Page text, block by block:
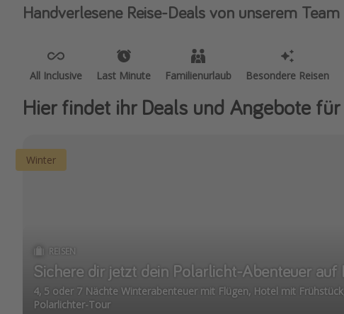
Handverlesene Reise-Deals von unserem Team
All Inclusive Last Minute Familienurlaub Besondere Reisen
Hier findet ihr Deals und Angebote
Winter
REISEN
Sichere dir jetzt dein Polarlicht-Abenteuer
4, 5 oder 7 Nächte Winterabenteuer mit Flügen, Hotel mit
Polarlichter-Tour